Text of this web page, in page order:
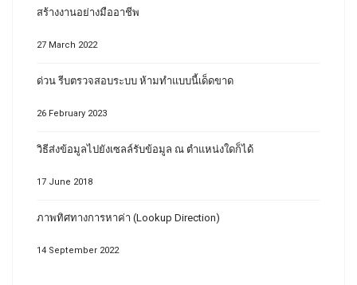
สร้างงานอย่างมืออาชีพ
27 March 2022
ด่วน รีบตรวจสอบระบบ ห้ามทำแบบนี้เด็ดขาด
26 February 2023
วิธีส่งข้อมูลไปยังเซลล์รับข้อมูล ณ ตำแหน่งใดก็ได้
17 June 2018
ภาพทิศทางการหาค่า (Lookup Direction)
14 September 2022